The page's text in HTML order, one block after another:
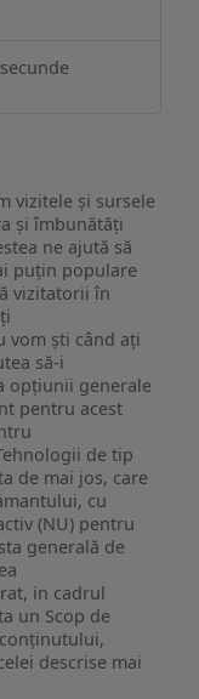
vizitele și sursele
și îmbunătăți
ne ajută să
puțin populare
vizitatorii în
vom ști când ați
să-i
opțiunii generale
pentru acest
de tip
de mai jos, care
cu
(NU) pentru
generală de
in cadrul
un Scop de
descrise mai